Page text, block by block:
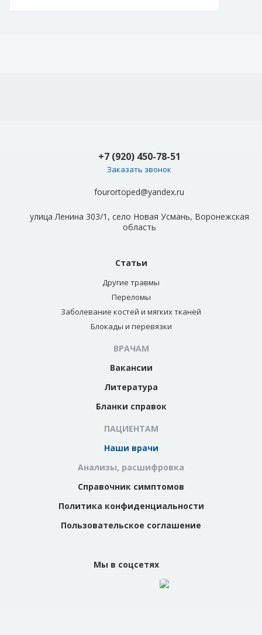
+7 (920) 450-78-51
Заказать звонок
fourortoped@yandex.ru
улица Ленина 303/1, село Новая Усмань, Воронежская
область
Статьи
Другие травмы
Переломы
Заболевание костей и мягких тканей
Блокады и перевязки
ВРАЧАМ
Вакансии
Литература
Бланки справок
ПАЦИЕНТАМ
Наши врачи
Анализы, расшифровка
Справочник симптомов
Политика конфиденциальности
Пользовательское соглашение
Мы в соцсетях